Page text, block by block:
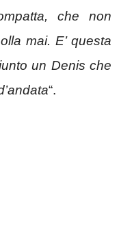
che non
mai. E’ questa
un Denis che
“.